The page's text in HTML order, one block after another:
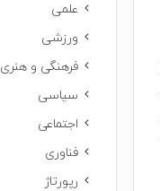
علمی
ورزشی
فرهنگی و هنری
سیاسی
اجتماعی
فناوری
رپورتاژ